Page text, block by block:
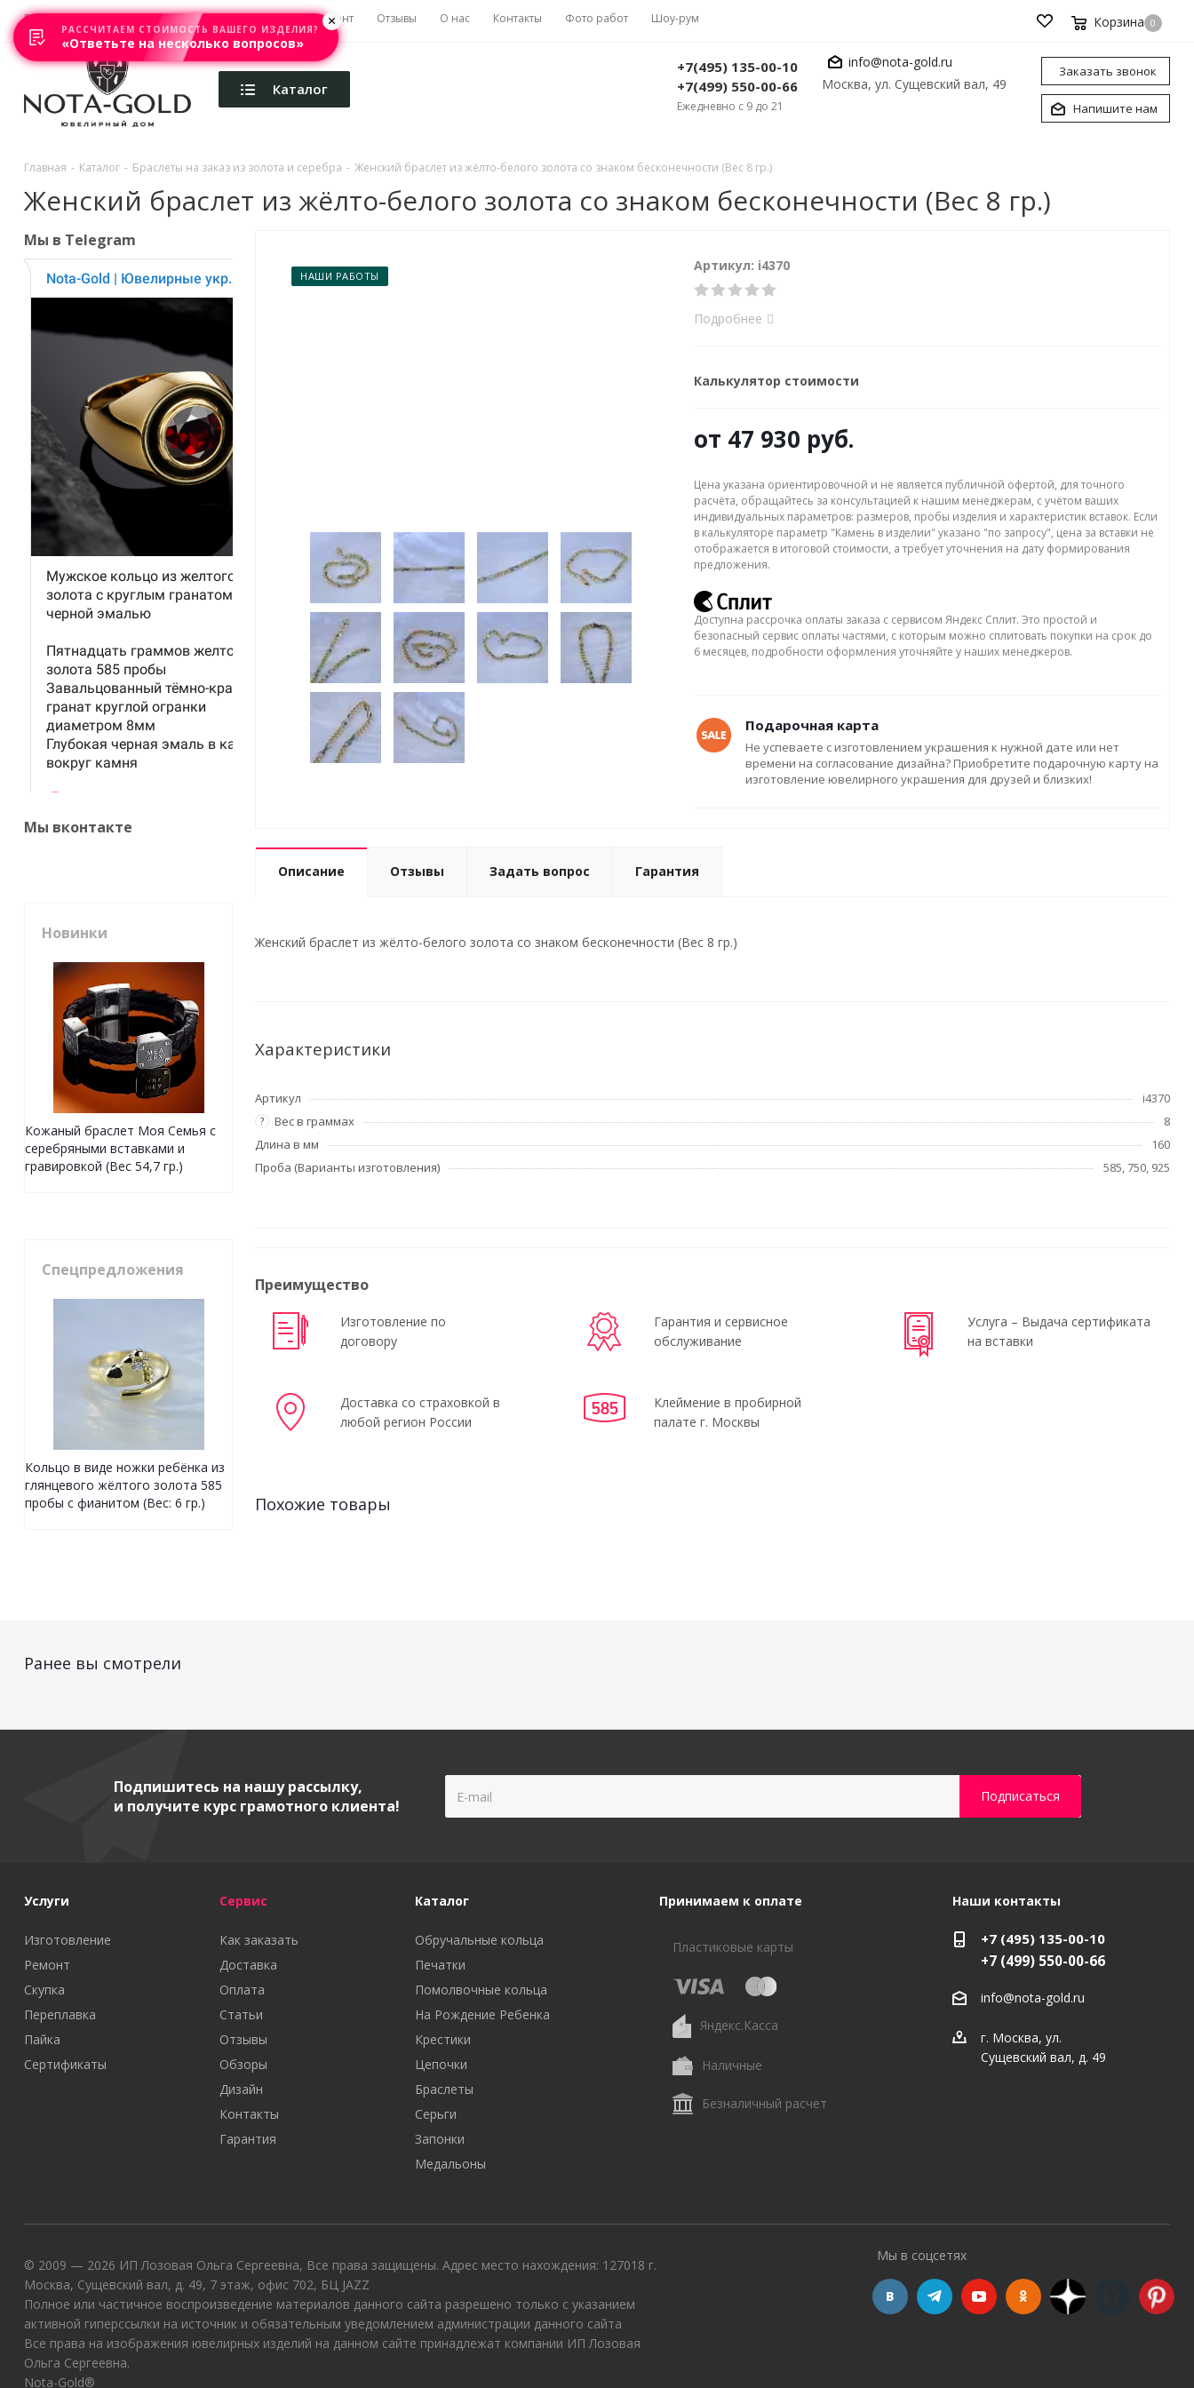
Главная Акции Каталоги Изготовление Ремонт Отзывы О нас Контакты Фото работ Шоу-рум Корзина 0
Каталог
+7(495) 135-00-10
+7(499) 550-00-66
Ежедневно с 9 до 21
info@nota-gold.ru
Москва, ул. Сущевский вал, 49
Заказать звонок
Напишите нам
Главная - Каталог - Браслеты на заказ из золота и серебра - Женский браслет из жёлто-белого золота со знаком бесконечности (Вес 8 гр.)
Женский браслет из жёлто-белого золота со знаком бесконечности (Вес 8 гр.)
НАШИ РАБОТЫ
Артикул: i4370
Подробнее
Калькулятор стоимости
от 47 930 руб.
Цена указана ориентировочной и не является публичной офертой, для точного
расчёта, обращайтесь за консультацией к нашим менеджерам, с учётом ваших
индивидуальных параметров: размеров, пробы изделия и характеристик вставок. Если
в калькуляторе параметр "Камень в изделии" указано "по запросу", цена за вставки не
отображается в итоговой стоимости, а требует уточнения на дату формирования
предложения.
Доступна рассрочка оплаты заказа с сервисом Яндекс Сплит. Это простой и
безопасный сервис оплаты частями, с которым можно сплитовать покупки на срок до
6 месяцев, подробности оформления уточняйте у наших менеджеров.
Подарочная карта
Не успеваете с изготовлением украшения к нужной дате или нет
времени на согласование дизайна? Приобретите подарочную карту на
изготовление ювелирного украшения для друзей и близких!
Описание Отзывы Задать вопрос Гарантия
Женский браслет из жёлто-белого золота со знаком бесконечности (Вес 8 гр.)
Характеристики
Артикул i4370
? Вес в граммах
8
Длина в мм
160
Проба (Варианты изготовления)
585, 750, 925
Преимущество
Изготовление по
договору
Гарантия и сервисное
обслуживание
Услуга – Выдача сертификата
на вставки
Доставка со страховкой в
любой регион России
Клеймение в пробирной
палате г. Москвы
Похожие товары
Мы в Telegram
Мы вконтакте
Новинки
Кожаный браслет Моя Семья с
серебряными вставками и
гравировкой (Вес 54,7 гр.)
Спецпредложения
Кольцо в виде ножки ребёнка из
глянцевого жёлтого золота 585
пробы с фианитом (Вес: 6 гр.)
Ранее вы смотрели
Подпишитесь на нашу рассылку,
и получите курс грамотного клиента!
Услуги
Изготовление
Ремонт
Скупка
Переплавка
Пайка
Сертификаты
Сервис
Как заказать
Доставка
Оплата
Статьи
Отзывы
Обзоры
Дизайн
Контакты
Гарантия
Каталог
Обручальные кольца
Печатки
Помолвочные кольца
На Рождение Ребенка
Крестики
Цепочки
Браслеты
Серьги
Запонки
Медальоны
Принимаем к оплате
Пластиковые карты
Яндекс.Касса
Наличные
Безналичный расчет
Наши контакты
+7 (495) 135-00-10
+7 (499) 550-00-66
info@nota-gold.ru
г. Москва, ул.
Сущевский вал, д. 49
© 2009 — 2026 ИП Лозовая Ольга Сергеевна, Все права защищены. Адрес место нахождения: 127018 г.
Москва, Сущевский вал, д. 49, 7 этаж, офис 702, БЦ JAZZ
Полное или частичное воспроизведение материалов данного сайта разрешено только с указанием
активной гиперссылки на источник и обязательным уведомлением администрации данного сайта
Все права на изображения ювелирных изделий на данном сайте принадлежат компании ИП Лозовая
Ольга Сергеевна.
Nota-Gold®
Мы в соцсетях
РАССЧИТАЕМ СТОИМОСТЬ ВАШЕГО ИЗДЕЛИЯ?
«Ответьте на несколько вопросов»